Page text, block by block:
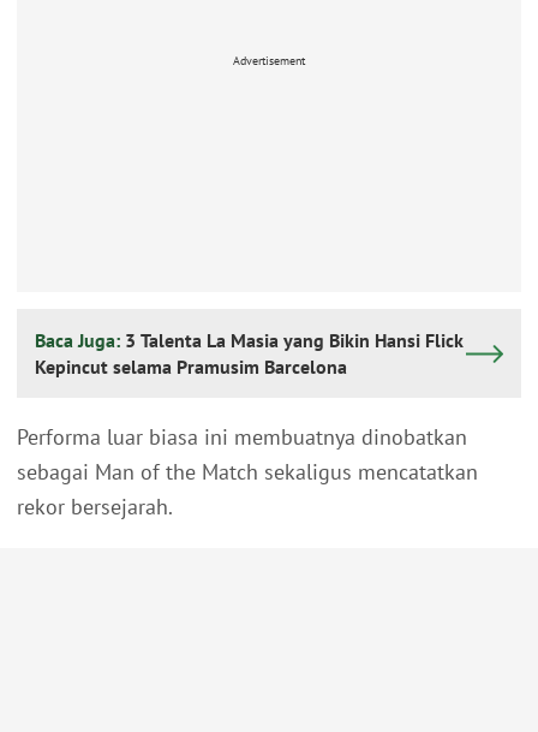
Advertisement
Baca Juga: 3 Talenta La Masia yang Bikin Hansi Flick
Kepincut selama Pramusim Barcelona
Performa luar biasa ini membuatnya dinobatkan
sebagai Man of the Match sekaligus mencatatkan
rekor bersejarah.